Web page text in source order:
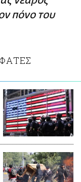
πόνο του